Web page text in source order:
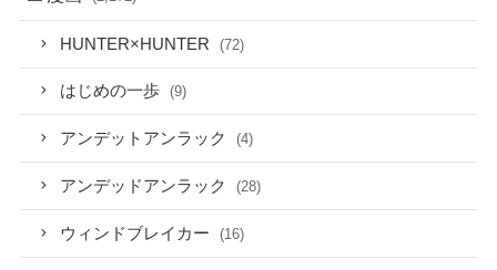
HUNTER×HUNTER (72)
はじめの一歩 (9)
アンデットアンラック (4)
アンデッドアンラック (28)
ウィンドブレイカー (16)